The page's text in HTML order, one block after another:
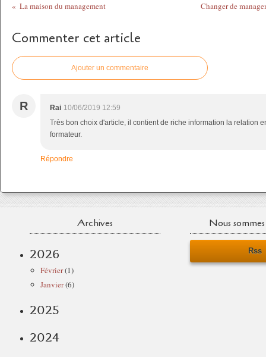
La maison du management Changer de
Commenter cet article
Ajouter un commentaire
R Rai 10/06/2019 12:59
Très bon choix d'article, il contient de riche information la relation
formateur.
Répondre
Archives
2026
Février(1)
Janvier(6)
2025
2024
Nous
Rss